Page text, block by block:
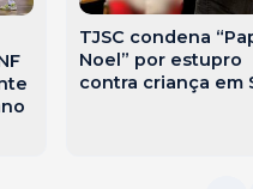
TJSC condena
Noel” por estupro
contra criança em